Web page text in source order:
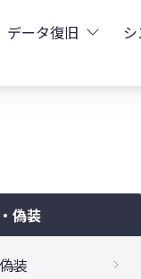
データ復旧
UltData -
UltData -
偽装
装